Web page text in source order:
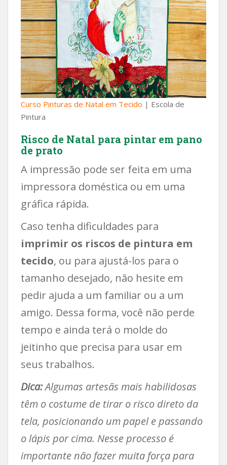
Curso Pinturas de Natal em Tecido | Escola de
Pintura
Risco de Natal para pintar em pano
de prato
A impressão pode ser feita em uma
impressora doméstica ou em uma
gráfica rápida.
Caso tenha dificuldades para
imprimir os riscos de pintura em
tecido, ou para ajustá-los para o
tamanho desejado, não hesite em
pedir ajuda a um familiar ou a um
amigo. Dessa forma, você não perde
tempo e ainda terá o molde do
jeitinho que precisa para usar em
seus trabalhos.
Dica:Algumas artesãs mais habilidosas
têm o costume de tirar o risco direto da
tela, posicionando um papel e passando
o lápis por cima. Nesse processo é
importante não fazer muita força para